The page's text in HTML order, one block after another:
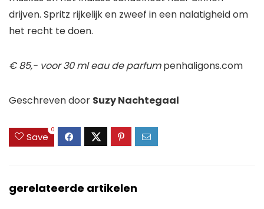
drijven. Spritz rijkelijk en zweef in een nalatigheid om
het recht te doen.
€ 85,- voor 30 ml eau de parfumpenhaligons.com
Geschreven door Suzy Nachtegaal
Save
0
gerelateerde artikelen